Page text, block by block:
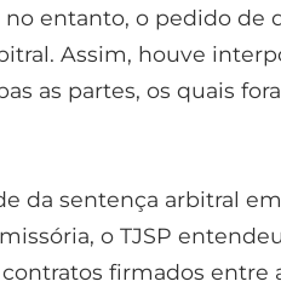
entanto, o pedido de
Assim, houve
as partes, os quais
da sentença arbitral
o TJSP
firmados entre